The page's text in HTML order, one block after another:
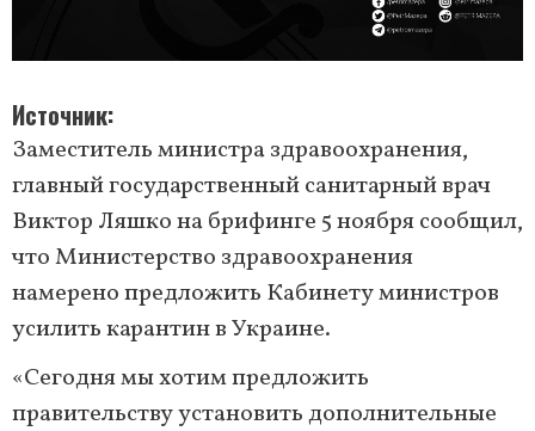
Источник
Заместитель министра здравоохранения,
главный государственный санитарный врач
Виктор Ляшко на брифинге 5 ноября сообщил,
что Министерство здравоохранения
намерено предложить Кабинету министров
усилить карантин в Украине.
«Сегодня мы хотим предложить
правительству установить дополнительные